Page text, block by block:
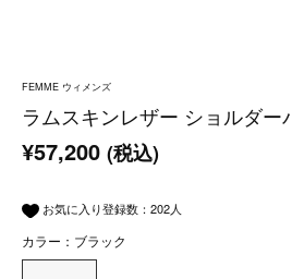
FEMME ウィメンズ
ラムスキンレザー ショルダー
¥57,200 (税込)
お気に入り登録数： 202人
カラー：ブラック